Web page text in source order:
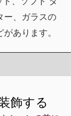
ー、ガラスの
あります。
飾する